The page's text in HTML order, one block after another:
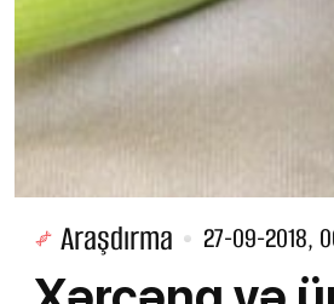
Araşdırma 27-09-2018,